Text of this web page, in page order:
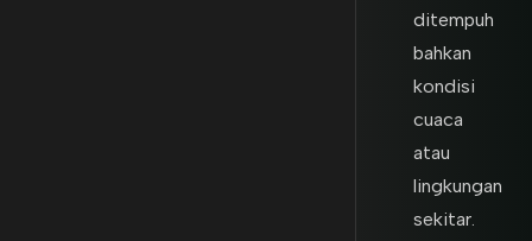
ditempuh
bahkan
kondisi
cuaca
atau
lingkungan
sekitar.